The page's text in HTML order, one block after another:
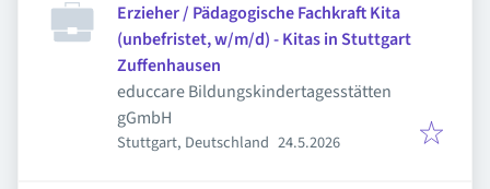
Erzieher / Pädagogische Fachkraft Kita
(unbefristet, w/m/d) - Kitas in Stuttgart
Zuffenhausen
educcare Bildungskindertagesstätten
gGmbH
Stuttgart, Deutschland Veröffentlicht
24.5.2026